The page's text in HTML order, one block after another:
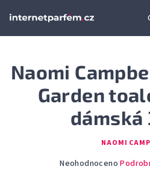
Naomi
Garden
dámská
NAOMI
Průměrné
Neohodnoceno